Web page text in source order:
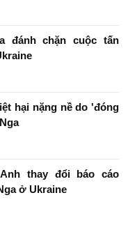
đánh chặn cuộc tấn
hại nặng nề do 'đóng
thay đổi báo cáo
ở Ukraine